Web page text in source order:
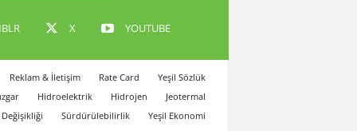
X YOUTUBE
Reklam & İletişim Rate Card
Yeşil Sözlük
Hidroelektrik Hidrojen
Jeotermal
Sürdürülebilirlik
Yeşil Ekonomi